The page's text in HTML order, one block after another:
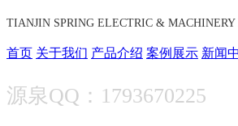
TIANJIN SPRING ELECTRIC &
首页 关于我们 产品介绍 案例展示 新闻
源泉QQ：1793670225